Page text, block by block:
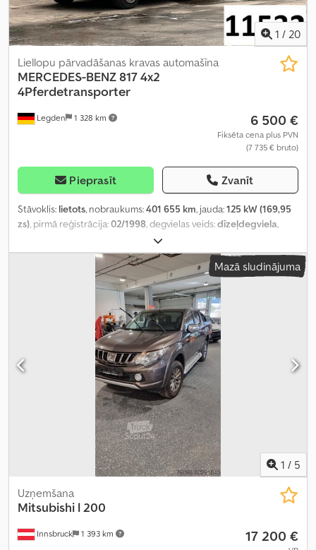
1 / 20
Legden 1 328 km
Liellopu pārvadāšanas kravas automašīna
MERCEDES-BENZ817 4x2
4Pferdetransporter
6 500 €
Fiksēta cena plus PVN
(7 735 € bruto)
Pieprasīt Zvanīt
Stāvoklis: lietots, nobraukums:401 655 km, jauda:125 kW (169,95
zs), pirmā reģistrācija:02/1998, degvielas veids:dīzeļdegviela,
, asu konfigurācija:
pārnesuma veids:mehānisks, emisijas klase:euro1,
Mazā sludinājuma
1 / 5
Innsbruck 1 393 km
Uzņemšana
Mitsubishi l 200
17 200 €